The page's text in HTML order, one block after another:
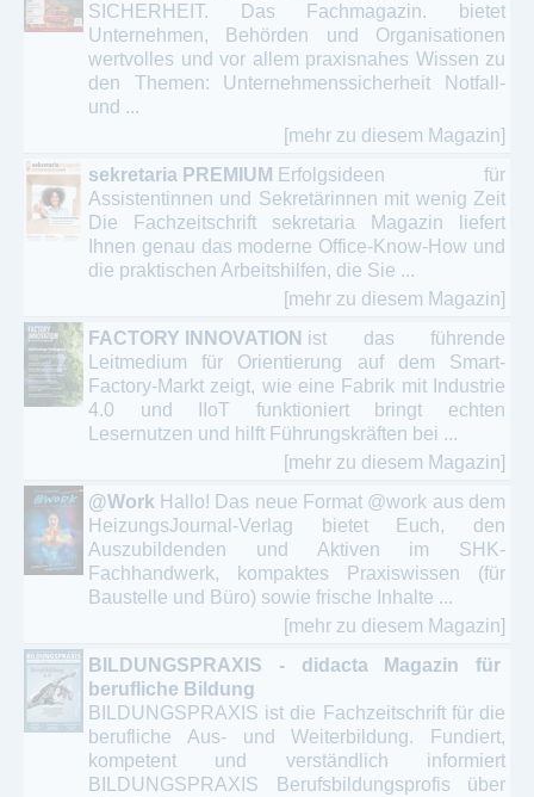
SICHERHEIT. Das Fachmagazin. bietet
Unternehmen, Behörden und Organisationen
wertvolles und vor allem praxisnahes Wissen zu
den Themen: Unternehmenssicherheit Notfall-
und ...
[mehr zu diesem Magazin]
sekretaria PREMIUM Erfolgsideen für
Assistentinnen und Sekretärinnen mit wenig Zeit
Die Fachzeitschrift sekretaria Magazin liefert
Ihnen genau das moderne Office-Know-How und
die praktischen Arbeitshilfen, die Sie ...
[mehr zu diesem Magazin]
FACTORY INNOVATION ist das führende
Leitmedium für Orientierung auf dem Smart-
Factory-Markt zeigt, wie eine Fabrik mit Industrie
4.0 und IIoT funktioniert bringt echten
Lesernutzen und hilft Führungskräften bei ...
[mehr zu diesem Magazin]
@Work Hallo! Das neue Format @work aus dem
HeizungsJournal-Verlag bietet Euch, den
Auszubildenden und Aktiven im SHK-
Fachhandwerk, kompaktes Praxiswissen (für
Baustelle und Büro) sowie frische Inhalte ...
[mehr zu diesem Magazin]
BILDUNGSPRAXIS - didacta Magazin für
berufliche Bildung
BILDUNGSPRAXIS ist die Fachzeitschrift für die
berufliche Aus- und Weiterbildung. Fundiert,
kompetent und verständlich informiert
BILDUNGSPRAXIS Berufsbildungsprofis über